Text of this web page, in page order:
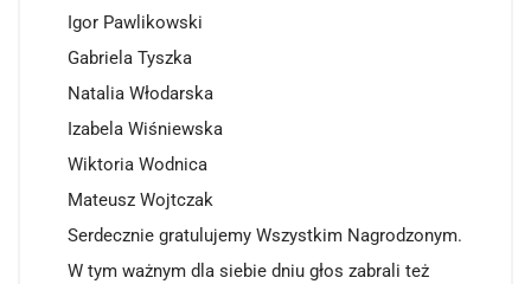
Igor Pawlikowski
Gabriela Tyszka
Natalia Włodarska
Izabela Wiśniewska
Wiktoria Wodnica
Mateusz Wojtczak
Serdecznie gratulujemy Wszystkim Nagrodzonym.
W tym ważnym dla siebie dniu głos zabrali też